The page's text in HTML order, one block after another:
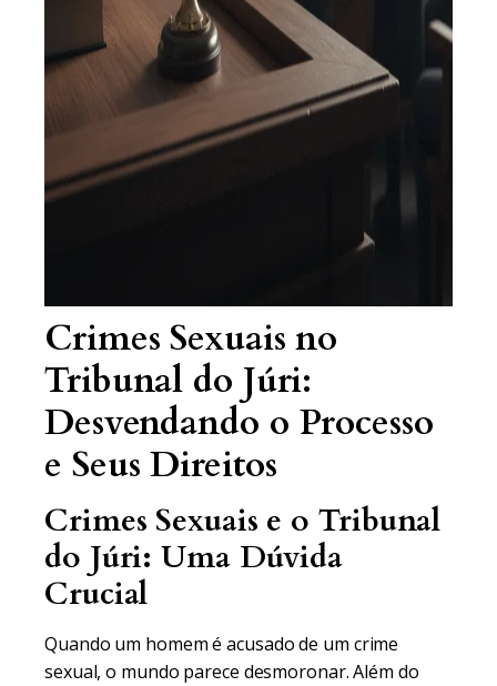
Crimes Sexuais no
Tribunal do Júri:
Desvendando o Processo
e Seus Direitos
Crimes Sexuais e o Tribunal
do Júri: Uma Dúvida
Crucial
Quando um homem é acusado de um crime
sexual, o mundo parece desmoronar. Além do